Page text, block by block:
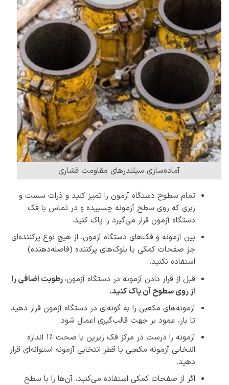
آماده‌سازی سیلندرهای مقاومت فشاری
تمام سطوح دستگاه آزمون را تمیز کنید و ذرات سست و
زبری که روی سطح آزمونه چسبیده و در تماس با فک
دستگاه آزمون قرار می‌گیرد را پاک کنید.
بین آزمونه و فک‌های دستگاه آزمون، از هیچ نوع پرکننده‌ای
جز صفحات کمکی یا بلوک‌های پرکننده (فاصله‌دهنده)
استفاده نکنید.
قبل از قرار دادن آزمونه در دستگاه آزمون،رطوبت اضافی را
از روی سطوح آن پاک کنید.
آزمونه‌های مکعبی را به گونه‌ای در دستگاه آزمون قرار دهید
تا بار، عمود بر جهت قالب‌گیری اعمال شود.
آزمونه را درست در مرکز فک زیرین با صحت ٪۱ اندازه
انتخابی آزمونه مکعبی یا قطر انتخابی آزمونه استوانه‌ای قرار
دهید.
اگر از صفحات کمکی استفاده می‌کنید، آن‌ها را با سطح